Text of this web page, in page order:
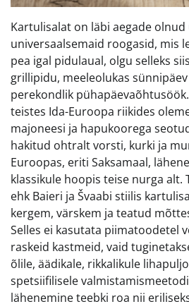
Kartulisalat on läbi aegade
universaalsemaid roogasid, mis
pea igal pidulaual, olgu selleks
grillipidu, meeleolukas
perekondlik
teistes Ida-Euroopa riikides
majoneesi ja hapukoorega
hakitud ohtralt vorsti, kurki ja
Euroopas, eriti Saksamaal,
klassikule hoopis teise nurga alt.
ehk Baieri ja Švaabi stiilis
kergem, värskem ja teatud
Selles ei kasutata piimatoodetel
raskeid kastmeid, vaid
õlile, äädikale, rikkalikule
spetsiifilisele
lähenemine teebki roa nii